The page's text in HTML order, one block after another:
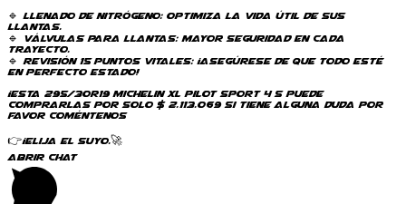
🔹 Llenado de Nitrógeno: Optimiza la vida útil de sus
llantas.
🔹 Válvulas para llantas: Mayor seguridad en cada
trayecto.
🔹 Revisión 15 Puntos Vitales: ¡Asegúrese de que todo esté
en perfecto estado!
¡Esta 295/30R19 Michelin XL Pilot Sport 4 S puede
comprarlas por solo $ 2.113.069 Si tiene alguna duda por
favor coméntenos
👉¡Elija el suyo.🚀
Abrir chat